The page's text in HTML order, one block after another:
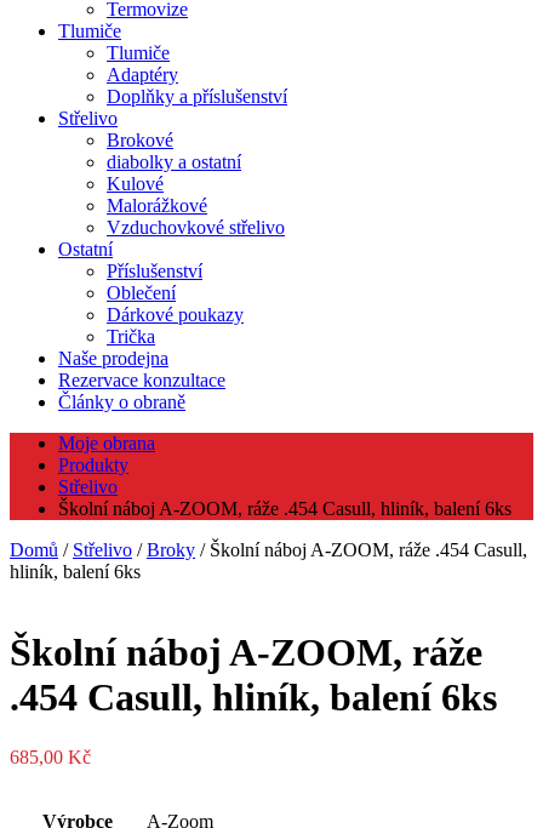
Termovize
Tlumiče
Tlumiče
Adaptéry
Doplňky a příslušenství
Střelivo
Brokové
diabolky a ostatní
Kulové
Malorážkové
Vzduchovkové střelivo
Ostatní
Příslušenství
Oblečení
Dárkové poukazy
Trička
Naše prodejna
Rezervace konzultace
Články o obraně
Moje obrana
Produkty
Střelivo
Školní náboj A-ZOOM, ráže .454 Casull, hliník, balení 6ks
Domů / Střelivo /Broky / Školní náboj A-ZOOM, ráže .454 Casull,
hliník, balení 6ks
Školní náboj A-ZOOM, ráže
.454 Casull, hliník, balení 6ks
685,00 Kč
Výrobce A-Zoom